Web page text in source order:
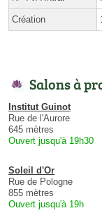
Création
Salons à
Institut Guinot
Rue de l'Aurore
645 mètres
Ouvert jusqu'à 19h30
Soleil d'Or
Rue de Pologne
855 mètres
Ouvert jusqu'à 19h